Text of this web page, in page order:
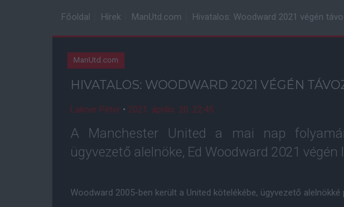
Főoldal Hírek ManUtd.com Hivatalos: Woodward 2021 végén
ManUtd.com
HIVATALOS: WOODWARD 2021 VÉGÉN
Lakner Péter • 2021. április. 20. 22:45
A Manchester United a mai nap
ügyvezető alelnöke, Ed Woodward 2021
Woodward 2005-ben került a United kötelékébe, ügyvezető alelnökké